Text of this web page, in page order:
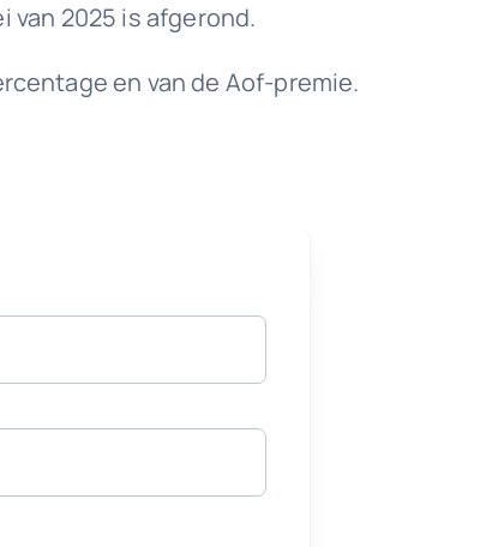
van 2025 is afgerond.
en van de Aof-premie.